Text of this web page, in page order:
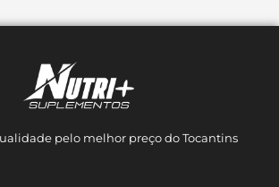
pelo melhor preço do Tocantins